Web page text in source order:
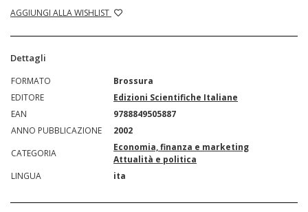
AGGIUNGI ALLA WISHLIST
Dettagli
FORMATO
Brossura
EDITORE
Edizioni Scientifiche Italiane
EAN
9788849505887
ANNO PUBBLICAZIONE
2002
CATEGORIA
Economia, finanza e marketing
Attualità e politica
LINGUA
ita